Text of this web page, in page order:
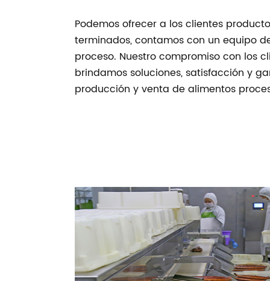
Podemos ofrecer a los clientes
terminados, contamos con un equipo
proceso. Nuestro compromiso con los
brindamos soluciones, satisfacción y
producción y venta de alimentos